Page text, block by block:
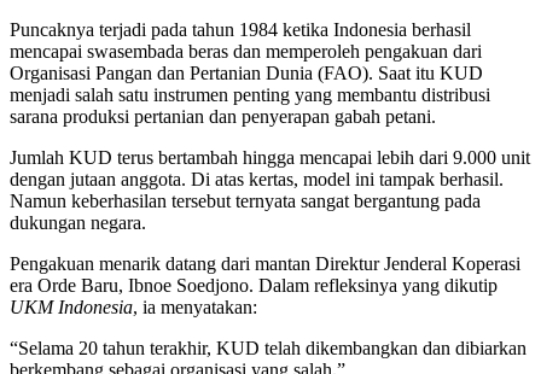
Puncaknya terjadi pada tahun 1984 ketika Indonesia berhasil
mencapai swasembada beras dan memperoleh pengakuan dari
Organisasi Pangan dan Pertanian Dunia (FAO). Saat itu KUD
menjadi salah satu instrumen penting yang membantu distribusi
sarana produksi pertanian dan penyerapan gabah petani.
Jumlah KUD terus bertambah hingga mencapai lebih dari 9.000 unit
dengan jutaan anggota. Di atas kertas, model ini tampak berhasil.
Namun keberhasilan tersebut ternyata sangat bergantung pada
dukungan negara.
Pengakuan menarik datang dari mantan Direktur Jenderal Koperasi
era Orde Baru, Ibnoe Soedjono. Dalam refleksinya yang dikutip
UKM Indonesia, ia menyatakan:
“Selama 20 tahun terakhir, KUD telah dikembangkan dan dibiarkan
berkembang sebagai organisasi yang salah.”